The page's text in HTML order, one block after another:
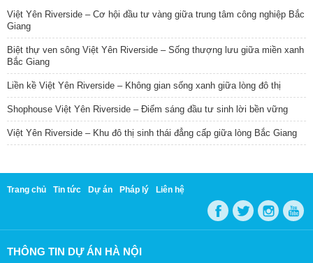
Việt Yên Riverside – Cơ hội đầu tư vàng giữa trung tâm công nghiệp Bắc
Giang
Biệt thự ven sông Việt Yên Riverside – Sống thượng lưu giữa miền xanh
Bắc Giang
Liền kề Việt Yên Riverside – Không gian sống xanh giữa lòng đô thị
Shophouse Việt Yên Riverside – Điểm sáng đầu tư sinh lời bền vững
Việt Yên Riverside – Khu đô thị sinh thái đẳng cấp giữa lòng Bắc Giang
Trang chủ Tin tức Dự án Pháp lý Liên hệ
THÔNG TIN DỰ ÁN HÀ NỘI